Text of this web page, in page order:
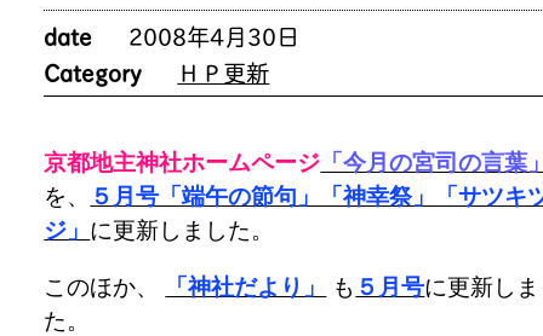
date
2008年4月30日
Category
ＨＰ更新
京都地主神社ホームページ 「今月の宮司の言葉
を、
５月号「端午の節句」「神幸祭」「サツキ
ジ」 に更新しました。
このほか、 「神社だより」 も ５月号に更新し
た。